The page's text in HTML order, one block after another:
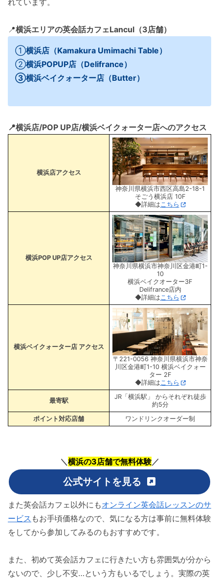
📍横浜エリアの英会話カフェLancul（3店舗）
①横浜店（Kamakura Umimachi Table）
②横浜POPUP店 （Delifrance）
③横浜ベイクォーター店（Butter）
📍横浜店/POP UP店/横浜ベイクォーター店へのアクセス
横浜店アクセス
神奈川県横浜市西区高島2-18-1
そごう横浜店 10F
◆詳細はこちら
横浜POP UP店アクセス
神奈川県横浜市神奈川区金港町1-
10
横浜ベイクオーター3F
Delifrance店内
◆詳細はこちら
横浜ベイクォーター店 アクセス
〒221-0056 神奈川県横浜市神奈
川区金港町1-10 横浜ベイクォー
ター 2F
◆詳細はこちら
最寄駅
JR「横浜駅」 からそれぞれ徒歩
約5分
ポイント対応店舗
ワンドリンクオーダー制
＼ 横浜の3店舗で無料体験／
公式サイトを見る
また英会話カフェ以外にもオンライン英会話レッスンのサ
ービス もお手頃価格なので、気になる方は事前に無料体験
をしてから参加してみるのもおすすめです。
また、初めて英会話カフェに行きたい方も雰囲気が分から
ないので、少し不安…という方もいるでしょう。実際の英